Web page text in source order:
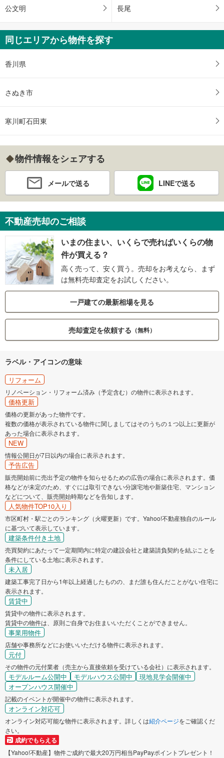
公文明 長尾
同じエリアから物件を探す
香川県
さぬき市
寒川町石田東
物件情報をシェアする
メールで送る LINEで送る
不動産売却のご相談
いまの住まい、いくらで売ればいくらの物
件が買える？
高く売って、安く買う。売却をお考えなら、まず
は無料売却査定をお試しください。
一戸建ての最新相場を見る
売却査定を依頼する （無料）
ラベル・アイコンの意味
リフォーム
リノベーション・リフォーム済み（予定含む）の物件に表示されます。
価格更新
価格の更新があった物件です。
複数の価格が表示されている物件に関しましてはそのうちの１つ以上に更新が
あった場合に表示されます。
NEW
情報公開日が7日以内の場合に表示されます。
予告広告
販売開始前に売出予定の物件を知らせるための広告の場合に表示されます。価
格などが未定のため、すぐには取引できない分譲宅地や新築住宅、マンション
などについて、販売開始時期などを告知します。
人気物件TOP10入り
市区町村・駅ごとのランキング（火曜更新）です。Yahoo!不動産独自のルール
に基づいて表示しています。
建築条件付き土地
売買契約にあたって一定期間内に特定の建設会社と建築請負契約を結ぶことを
条件にしている土地に表示されます。
未入居
建築工事完了日から1年以上経過したものの、まだ誰も住んだことがない住宅に
表示されます。
賃貸中
賃貸中の物件に表示されます。
賃貸中の物件は、原則ご自身でお住まいいただくことができません。
事業用物件
店舗や事務所などにお使いいただける物件に表示されます。
元付
その物件の元付業者（売主から直接依頼を受けている会社）に表示されます。
モデルルーム公開中 モデルハウス公開中
現地見学会開催中
オープンハウス開催中
記載のイベントが開催中の物件に表示されます。
オンライン対応可
オンライン対応可能な物件に表示されます。詳しくは紹介ページをご確認くだ
さい。
成約でもらえる
【Yahoo!不動産】物件ご成約で最大20万円相当PayPayポイントプレゼント！